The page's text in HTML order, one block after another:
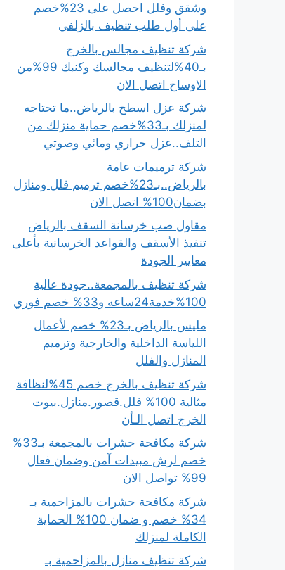
وشقق وفلل احصل على 23%خصم
على أول طلب تنظيف بالزلفي
شركة تنظيف مجالس بالخرج
بـ40%لتنظيف مجالسك وكنبك 99%من
الاوساخ اتصل الان
شركة عزل اسطح بالرياض..ما تحتاجه
لمنزلك بـ33%خصم حماية منزلك من
التلف..عزل حراري ومائي وصوتي
شركة ترميمات عامة
بالرياض..بـ23%خصم ترميم فلل ومنازل
بضمان100% اتصل الان
مقاول صب خرسانة السقف بالرياض
تنفيذ الأسقف والقواعد الخرسانية بأعلى
معايير الجودة
شركة تنظيف بالمجمعة..جودة عالية
100%خدمة24ساعه و33% خصم فوري
مليس بالرياض بـ23% خصم لأعمال
اللياسة الداخلية والخارجية وترميم
المنازل والفلل
شركة تنظيف بالخرج خصم 45%لنظافة
مثالية 100% فلل.قصور.منازل.بيوت
الخرج اتصل الـأن
شركة مكافحة حشرات بالمجمعة بـ33%
خصم لرش مبيدات آمن وضمان فعال
99% تواصل الان
شركة مكافحة حشرات بالمزاحمية بـ
34% خصم و ضمان 100% الحماية
الكاملة لمنزلك
شركة تنظيف منازل بالمزاحمية بـ